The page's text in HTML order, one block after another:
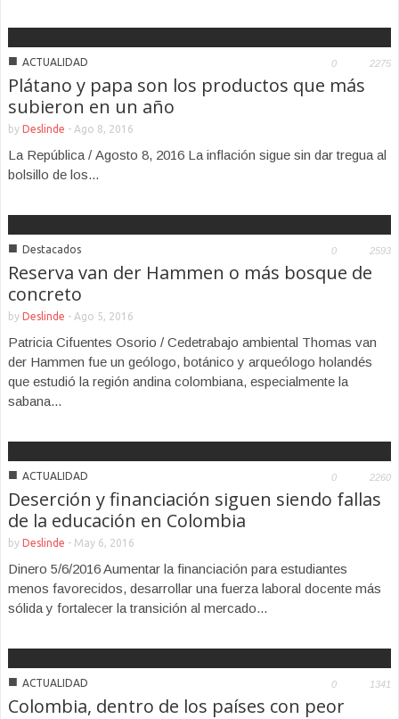
■ ACTUALIDAD 0 2275
Plátano y papa son los productos que más
subieron en un año
by Deslinde - Ago 8, 2016
La República / Agosto 8, 2016 La inflación sigue sin dar tregua al
bolsillo de los...
■ Destacados 0 2593
Reserva van der Hammen o más bosque de
concreto
by Deslinde - Ago 5, 2016
Patricia Cifuentes Osorio / Cedetrabajo ambiental Thomas van
der Hammen fue un geólogo, botánico y arqueólogo holandés
que estudió la región andina colombiana, especialmente la
sabana...
■ ACTUALIDAD 0 2260
Deserción y financiación siguen siendo fallas
de la educación en Colombia
by Deslinde - May 6, 2016
Dinero 5/6/2016 Aumentar la financiación para estudiantes
menos favorecidos, desarrollar una fuerza laboral docente más
sólida y fortalecer la transición al mercado...
■ ACTUALIDAD 0 1341
Colombia, dentro de los países con peor